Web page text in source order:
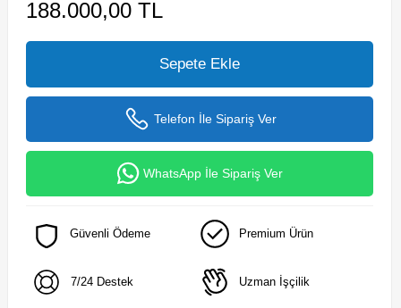
188.000,00 TL
Sepete Ekle
Telefon İle Sipariş Ver
WhatsApp İle Sipariş Ver
Güvenli Ödeme Premium Ürün
7/24 Destek Uzman İşçilik